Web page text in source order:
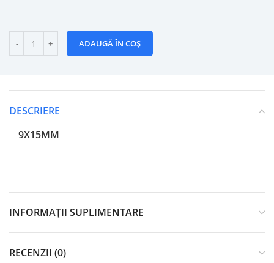
ADAUGĂ ÎN COȘ
DESCRIERE
9X15MM
INFORMAȚII SUPLIMENTARE
RECENZII (0)